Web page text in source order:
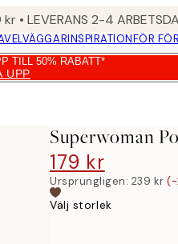
kr • LEVERANS 2-4
INSPIRATIONFÖR
TILL 50% RABATT*
UPP
Superwoman
179 kr
Ursprungligen: 239 kr (-
Välj storlek